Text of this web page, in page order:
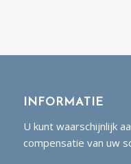
INFORMATIE
U kunt waarschijnlijk
compensatie van uw